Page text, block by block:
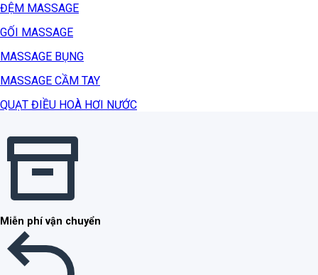
ĐỆM MASSAGE
GỐI MASSAGE
MASSAGE BỤNG
MASSAGE CẦM TAY
QUẠT ĐIỀU HOÀ HƠI NƯỚC
Miễn phí vận chuyển